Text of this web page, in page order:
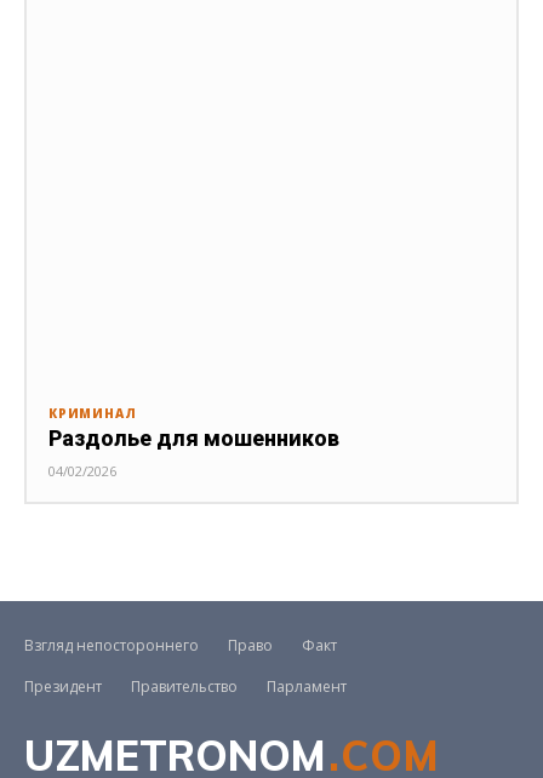
КРИМИНАЛ
Раздолье для мошенников
04/02/2026
Взгляд непостороннего Право
Факт
Президент
Правительство Парламент
UZMETRONOM.COM